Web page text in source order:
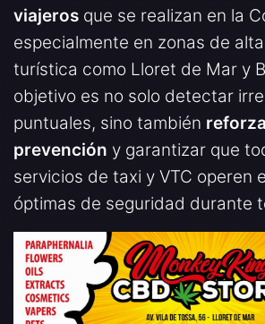
viajeros que se realizan en la
especialmente en zonas de
turística como Lloret de Mar y
objetivo es no solo detectar
puntuales, sino también
prevención y garantizar que
servicios de taxi y VTC operen
óptimas de seguridad durante